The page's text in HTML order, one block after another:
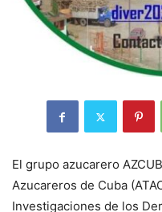
El grupo azucarero
Azucareros de Cuba
Investigaciones de los